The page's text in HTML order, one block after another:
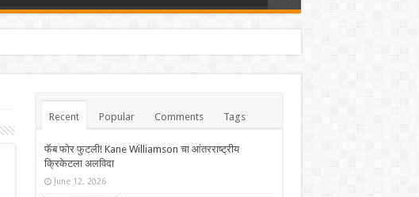
Recent Popular Comments Tags
फॅब फोर फुटली! Kane Williamson चा आंतरराष्ट्रीय
क्रिकेटला अलविदा
June 12, 2026